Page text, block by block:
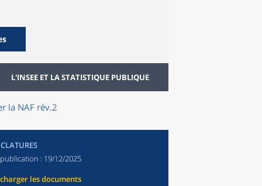
L'INSEE ET LA STATISTIQUE PUBLIQUE
la NAF rév.2
: 19/12/2025
les documents